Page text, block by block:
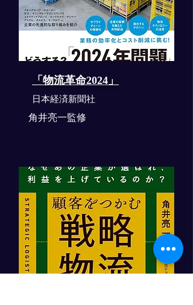
「物流革命2024」
​日本経済新聞社
角井亮一監修